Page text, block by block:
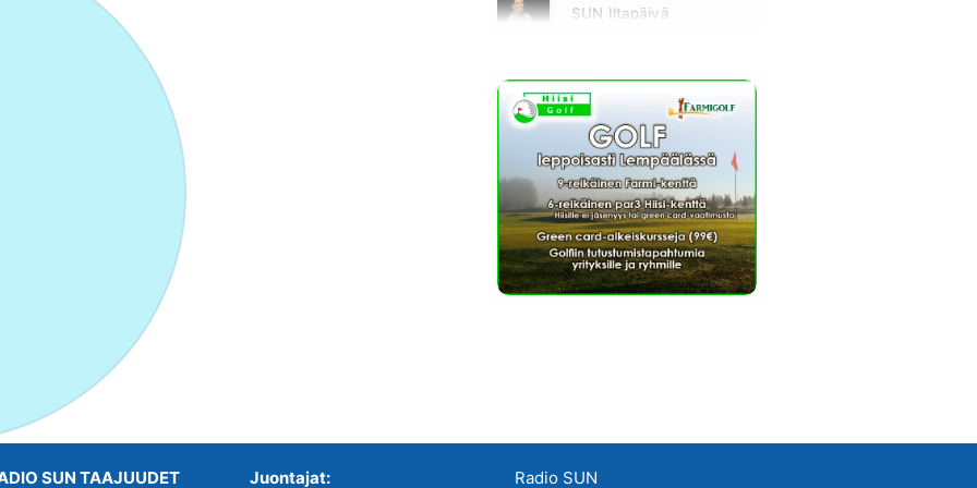
SUN Iltapäivä
SUN TAAJUUDET Juontajat: Radio SUN